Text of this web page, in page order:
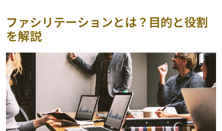
ファシリテーションとは？目的と役割
を解説